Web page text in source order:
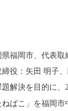
福岡市、代表
締役：矢田 明子
解決を目的に、
ばこ」を福岡市